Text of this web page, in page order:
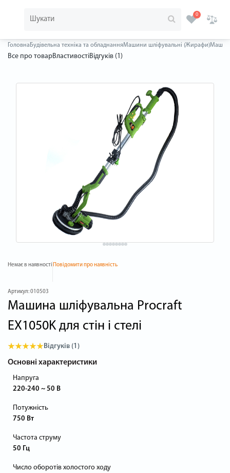
0
Головна Будівельна техніка та обладнанняМашини шліфувальні (Жирафи)Машина
Все про товарВластивостіВідгуків (1)
Немає в наявності Повідомити про наявність
Артикул:010503
Машина шліфувальна Procraft
EX1050K для стін і стелі
Відгуків (1)
Основні характеристики
Напруга
220-240 ~ 50 В
Потужність
750 Вт
Частота струму
50 Гц
Число оборотів холостого ходу